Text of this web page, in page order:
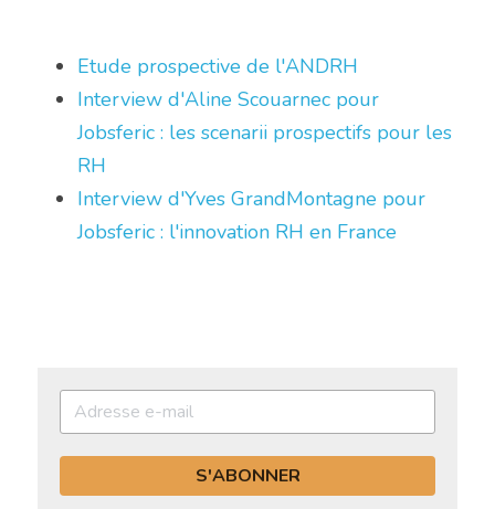
Etude prospective de l'ANDRH
Interview d'Aline Scouarnec pour
Jobsferic : les scenarii prospectifs pour les
RH
Interview d'Yves GrandMontagne pour
Jobsferic : l'innovation RH en France
S'ABONNER